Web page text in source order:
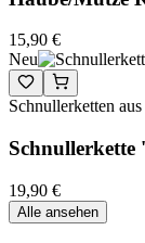
15,90 €
Neu
Schnullerketten
19,90 €
Alle ansehen